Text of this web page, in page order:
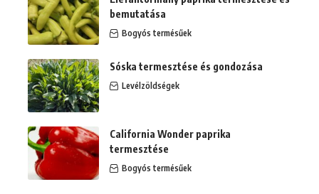
bemutatása
Bogyós termésűek
Sóska termesztése és gondozása
Levélzöldségek
California Wonder paprika
termesztése
Bogyós termésűek